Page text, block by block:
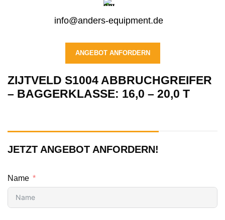
info@anders-equipment.de
ANGEBOT ANFORDERN
ZIJTVELD S1004 ABBRUCHGREIFER
– BAGGERKLASSE: 16,0 – 20,0 T
JETZT ANGEBOT ANFORDERN!
Name